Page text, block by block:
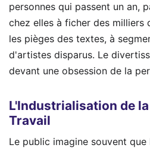
personnes qui passent un an,
chez elles à ficher des milliers
les pièges des textes, à
d'artistes disparus. Le
devant une obsession de la
L'Industrialisation de
Travail
Le public imagine souvent